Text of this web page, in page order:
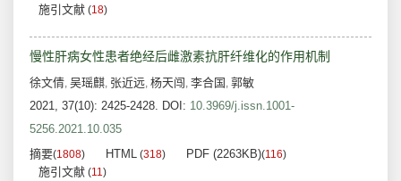
施引文献 (18)
慢性肝病女性患者绝经后雌激素抗肝纤维化的作用机制
徐文倩, 吴瑶麒, 张近远, 杨天闯 , 李合国 , 郭敏
2021, 37(10): 2425-2428. DOI: 10.3969/j.issn.1001-
5256.2021.10.035
摘要(1808) HTML (318) PDF (2263KB)(116)
施引文献 (11)